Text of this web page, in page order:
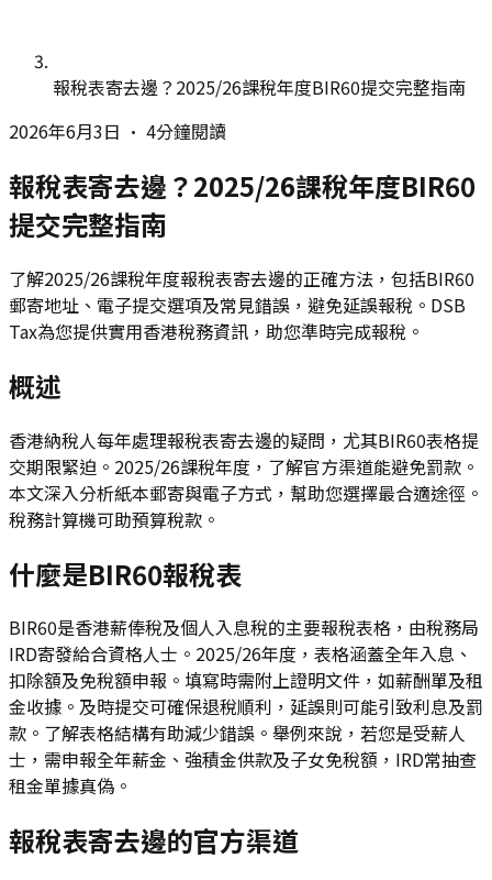
報稅表寄去邊？2025/26課稅年度BIR60提交完整指南
2026年6月3日 • 4分鐘閱讀
報稅表寄去邊？2025/26課稅年度BIR60
提交完整指南
了解2025/26課稅年度報稅表寄去邊的正確方法，包括BIR60
郵寄地址、電子提交選項及常見錯誤，避免延誤報稅。DSB
Tax為您提供實用香港稅務資訊，助您準時完成報稅。
概述
香港納稅人每年處理報稅表寄去邊的疑問，尤其BIR60表格提
交期限緊迫。2025/26課稅年度，了解官方渠道能避免罰款。
本文深入分析紙本郵寄與電子方式，幫助您選擇最合適途徑。
稅務計算機可助預算稅款。
什麼是BIR60報稅表
BIR60是香港薪俸稅及個人入息稅的主要報稅表格，由稅務局
IRD寄發給合資格人士。2025/26年度，表格涵蓋全年入息、
扣除額及免稅額申報。填寫時需附上證明文件，如薪酬單及租
金收據。及時提交可確保退稅順利，延誤則可能引致利息及罰
款。了解表格結構有助減少錯誤。舉例來說，若您是受薪人
士，需申報全年薪金、強積金供款及子女免稅額，IRD常抽查
租金單據真偽。
報稅表寄去邊的官方渠道